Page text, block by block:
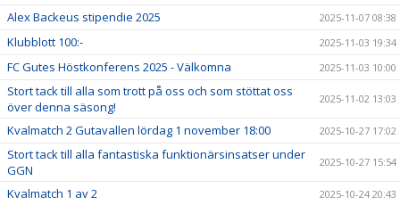
Alex Backeus stipendie 2025 2025-11-07 08:38
Klubblott 100:- 2025-11-03 19:34
FC Gutes Höstkonferens 2025 - Välkomna 2025-11-03 10:00
Stort tack till alla som trott på oss och som stöttat oss
över denna säsong!
2025-11-02 13:03
Kvalmatch 2 Gutavallen lördag 1 november 18:00 2025-10-27 17:02
Stort tack till alla fantastiska funktionärsinsatser under
GGN
2025-10-27 15:54
Kvalmatch 1 av 2 2025-10-24 20:43